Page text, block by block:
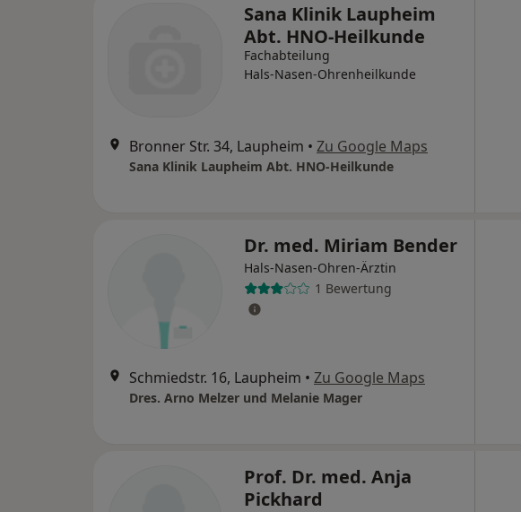
Sana Klinik Laupheim
Abt. HNO-Heilkunde
Fachabteilung
Hals-Nasen-Ohrenheilkunde
Bronner Str. 34, Laupheim • Zu Google Maps
Sana Klinik Laupheim Abt. HNO-Heilkunde
Dr. med. Miriam Bender
Hals-Nasen-Ohren-Ärztin
1 Bewertung
Schmiedstr. 16, Laupheim • Zu Google Maps
Dres. Arno Melzer und Melanie Mager
Prof. Dr. med. Anja
Pickhard